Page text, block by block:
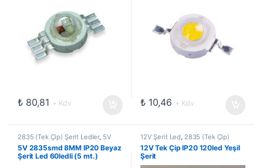
₺80,81 + Kdv ₺10,46 + Kdv
2835 (Tek Çip) Şerit Ledler, 5V
Şerit Led, 5VOLT, İç Mekan Şerit
Ledler,Led ve Aydınlatma
Çözümleri ,Şerit Led
5V 2835smd 8MM IP20 Beyaz
Şerit Led 60ledli (5 mt.)
12V Şerit Led, 2835 (Tek Çip)
Şerit Ledler, İç Mekan Şerit Ledler
Led ve Aydınlatma Çözümleri,
Şerit Led
12V Tek Çip IP20 120led Yeşil
Şerit